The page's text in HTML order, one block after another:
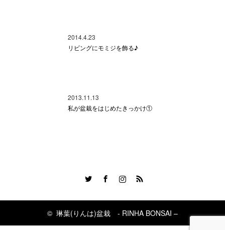
2014.4.23
リビングにモミジを飾る♪
2013.11.13
私が盆栽をはじめたきっかけ①
RSS
© 琳葉(りんは)盆栽 - RINHA BONSAI –